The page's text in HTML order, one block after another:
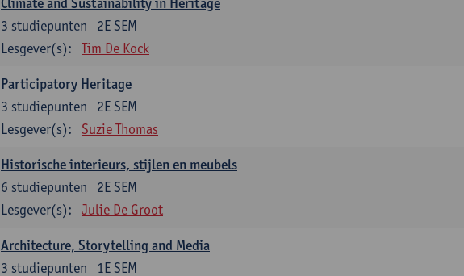
2E SEM
3 studiepunten
Lesgever(s):
Tim De Kock
Participatory Heritage
2E SEM
3 studiepunten
Lesgever(s):
Suzie Thomas
Historische interieurs, stijlen en meubels
2E SEM
6 studiepunten
Lesgever(s):
Julie De Groot
Architecture, Storytelling and Media
1E SEM
3 studiepunten